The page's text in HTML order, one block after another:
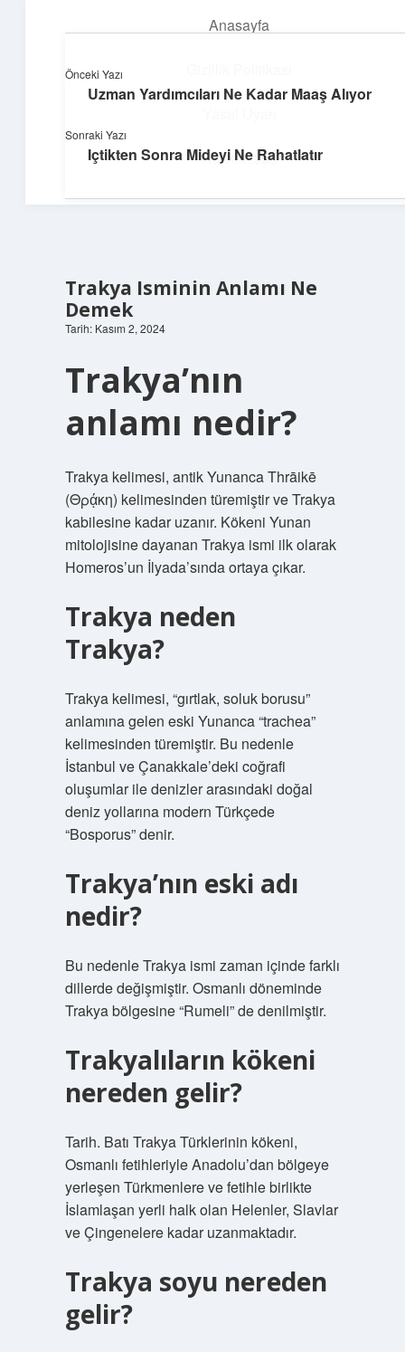
Anasayfa
Hakkımızda
Trakya Isminin Anlamı Ne
Demek
Tarih: Kasım 2, 2024
Trakya’nın
anlamı nedir?
Trakya kelimesi, antik Yunanca Thrāikē
(Θρᾴκη) kelimesinden türemiştir ve Trakya
kabilesine kadar uzanır. Kökeni Yunan
mitolojisine dayanan Trakya ismi ilk olarak
Homeros’un İlyada’sında ortaya çıkar.
Trakya neden
Trakya?
Trakya kelimesi, “gırtlak, soluk borusu”
anlamına gelen eski Yunanca “trachea”
kelimesinden türemiştir. Bu nedenle
İstanbul ve Çanakkale’deki coğrafi
oluşumlar ile denizler arasındaki doğal
deniz yollarına modern Türkçede
“Bosporus” denir.
Trakya’nın eski adı
nedir?
Bu nedenle Trakya ismi zaman içinde farklı
dillerde değişmiştir. Osmanlı döneminde
Trakya bölgesine “Rumeli” de denilmiştir.
Trakyalıların kökeni
nereden gelir?
Tarih. Batı Trakya Türklerinin kökeni,
Osmanlı fetihleriyle Anadolu’dan bölgeye
yerleşen Türkmenlere ve fetihle birlikte
İslamlaşan yerli halk olan Helenler, Slavlar
ve Çingenelere kadar uzanmaktadır.
Trakya soyu nereden
gelir?
Önceki Yazı
Uzman Yardımcıları Ne Kadar Maaş Alıyor
Sonraki Yazı
Içtikten Sonra Mideyi Ne Rahatlatır